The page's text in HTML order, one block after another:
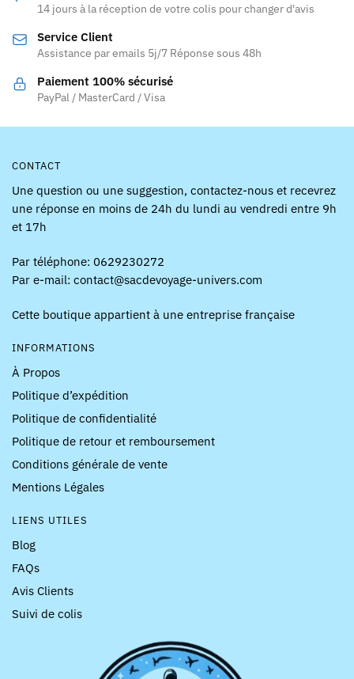
être
sur
14 jours à la réception de votre colis pour changer d'avis
Service Client
Assistance par emails 5j/7 Réponse sous 48h
Paiement 100% sécurisé
PayPal / MasterCard / Visa
CONTACT
Une question ou une suggestion, contactez-nous et recevrez
une réponse en moins de 24h du lundi au vendredi entre 9h
et 17h
Par téléphone: 0629230272
Par e-mail: contact@sacdevoyage-univers.com
Cette boutique appartient à une entreprise française
INFORMATIONS
À Propos
Politique d’expédition
Politique de confidentialité
Politique de retour et remboursement
Conditions générale de vente
Mentions Légales
LIENS UTILES
Blog
FAQs
Avis Clients
Suivi de colis